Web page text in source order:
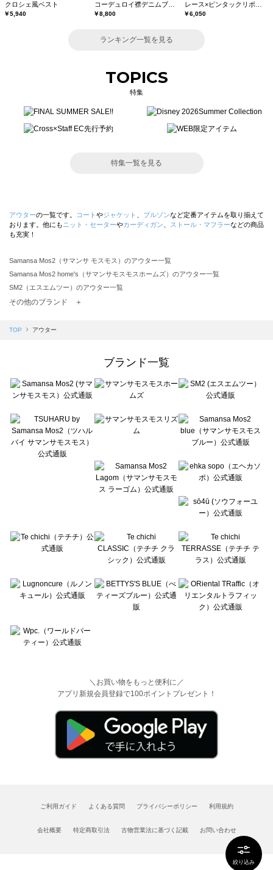
絞り込み
クロシェ風ベスト
￥5,940 ￥8,800
レース×ピンタックリボンベスト《限定カラーあり》
￥6,050
ランキング一覧を見る
TOPICS
特集
特集一覧を見る
アウターの一覧です。 コート やジャケット ブルゾンなど定番アイテムを取り揃えて
おります。他にも ニット・セーターやカーディガン ストール・マフラーなどの商品
も充実！
Samansa Mos2（サマンサ モスモス）のアウター一覧
Samansa Mos2 home's（サマンサモスモスホームズ）のアウター一覧
SM2（エスエムツー）のアウター一覧
TSUHARU by Samansa Mos2（ツハルバイサマンサモスモス）のアウター一覧
Samansa Mos2 blue（サマンサモスモス ブルー）のアウター一覧
sō4ū（ソウフォーユー）のアウター一覧
Te chichi（テチチ）のアウター一覧
Te chichi CLASSIC（テチチ クラシック）のアウター一覧
Lugnoncure（ルノンキュール）のアウター一覧
BETTY'S BLUE（べティーズブルー）のアウター一覧
Wpc.（ワールドパーティー）のアウター一覧
その他のブランド ＋
TOP アウター
ブランド一覧
＼お買い物をもっと便利に／
アプリ新規会員登録で100ポイントプレゼント！
ご利用ガイド よくある質問 プライバシーポリシー 利用規約
会社概要 特定商取引法 古物営業法に基づく記載 お問い合わせ